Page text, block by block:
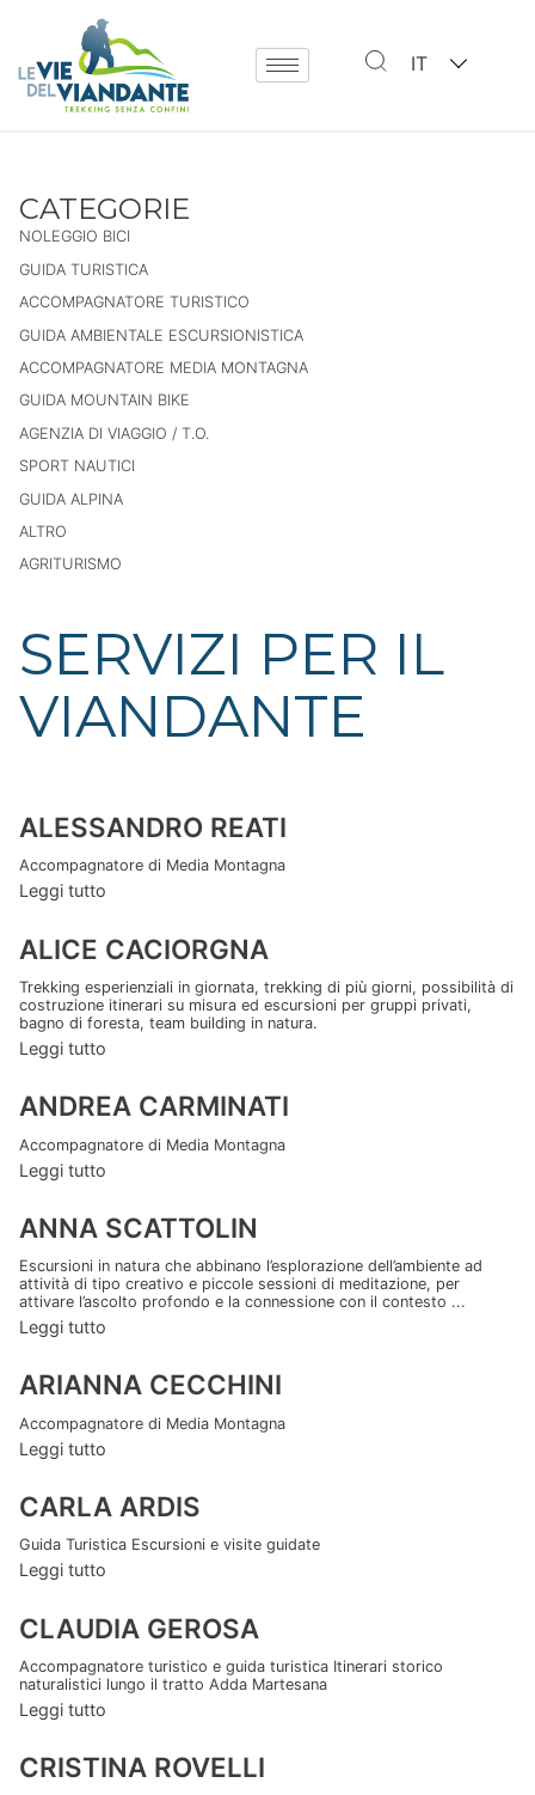
IT
SERVIZI PER IL
VIANDANTE
ALESSANDRO REATI
Accompagnatore di Media Montagna
Leggi tutto
ALICE CACIORGNA
Trekking esperienziali in giornata, trekking di più giorni, possibilità di
costruzione itinerari su misura ed escursioni per gruppi privati,
bagno di foresta, team building in natura.
Leggi tutto
ANDREA CARMINATI
Accompagnatore di Media Montagna
Leggi tutto
ANNA SCATTOLIN
Escursioni in natura che abbinano l’esplorazione dell’ambiente ad
attività di tipo creativo e piccole sessioni di meditazione, per
attivare l’ascolto profondo e la connessione con il contesto ...
Leggi tutto
ARIANNA CECCHINI
Accompagnatore di Media Montagna
Leggi tutto
CARLA ARDIS
Guida Turistica Escursioni e visite guidate
Leggi tutto
CLAUDIA GEROSA
Accompagnatore turistico e guida turistica Itinerari storico
naturalistici lungo il tratto Adda Martesana
Leggi tutto
CRISTINA ROVELLI
CATEGORIE
NOLEGGIO BICI
GUIDA TURISTICA
ACCOMPAGNATORE TURISTICO
GUIDA AMBIENTALE ESCURSIONISTICA
ACCOMPAGNATORE MEDIA MONTAGNA
GUIDA MOUNTAIN BIKE
AGENZIA DI VIAGGIO / T.O.
SPORT NAUTICI
GUIDA ALPINA
ALTRO
AGRITURISMO